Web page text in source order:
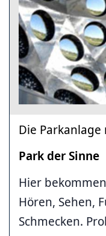
Die
Park der Sinne
Hier
Hören, Sehen,
Schmecken.